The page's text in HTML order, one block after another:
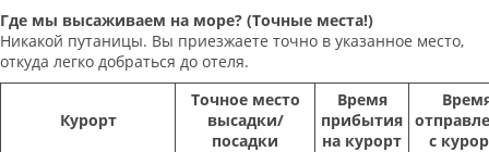
Где мы высаживаем на море? (Точные места!)
Никакой путаницы. Вы приезжаете точно в указанное место,
откуда легко добраться до отеля.
Курорт
Точное место
высадки/
посадки
Время
прибытия
на курорт
с